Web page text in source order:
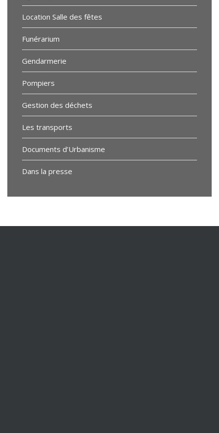
Location Salle des fêtes
Funérarium
Gendarmerie
Pompiers
Gestion des déchets
Les transports
Documents d’Urbanisme
Dans la presse